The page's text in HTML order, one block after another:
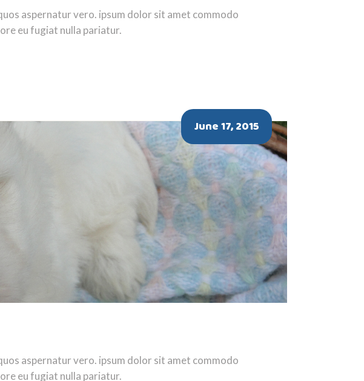
aspernatur vero. ipsum dolor sit amet commodo
eu fugiat nulla pariatur.
June 17, 2015
aspernatur vero. ipsum dolor sit amet commodo
eu fugiat nulla pariatur.